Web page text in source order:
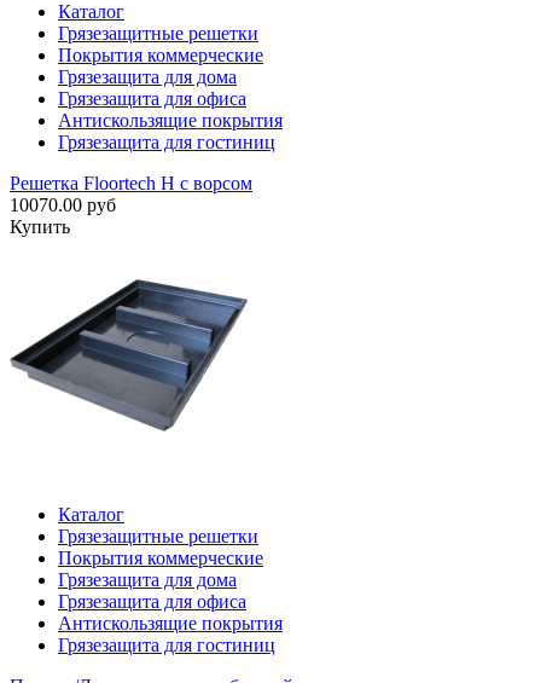
Каталог
Грязезащитные решетки
Покрытия коммерческие
Грязезащита для дома
Грязезащита для офиса
Антискользящие покрытия
Грязезащита для гостиниц
Решетка Floortech H с ворсом
10070.00 руб
Купить
Каталог
Грязезащитные решетки
Покрытия коммерческие
Грязезащита для дома
Грязезащита для офиса
Антискользящие покрытия
Грязезащита для гостиниц